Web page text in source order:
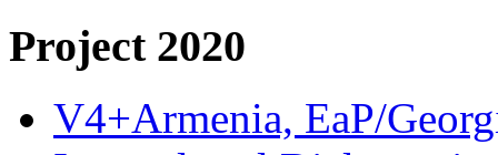
Project 2020
V4+Armenia, EaP/